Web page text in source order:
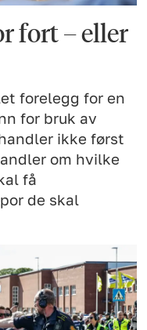
fort – eller
forelegg for en
for bruk av
ikke først
om hvilke
få
de skal